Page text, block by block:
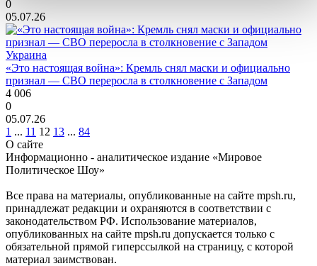
0
05.07.26
Украина
«Это настоящая война»: Кремль снял маски и официально
признал — СВО переросла в столкновение с Западом
4 006
0
05.07.26
1 ... 11 12 13 ... 84
О сайте
Информационно - аналитическое издание «Мировое
Политическое Шоу»
Все права на материалы, опубликованные на сайте mpsh.ru,
принадлежат редакции и охраняются в соответствии с
законодательством РФ. Использование материалов,
опубликованных на сайте mpsh.ru допускается только с
обязательной прямой гиперссылкой на страницу, с которой
материал заимствован.